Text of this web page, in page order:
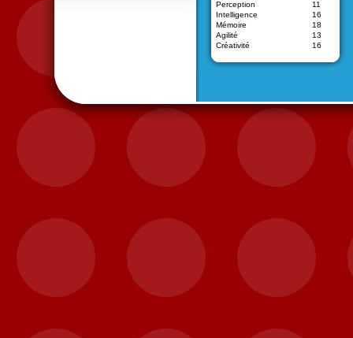
Perception
11
Intelligence
16
Mémoire
18
Agilité
13
Créativité
16